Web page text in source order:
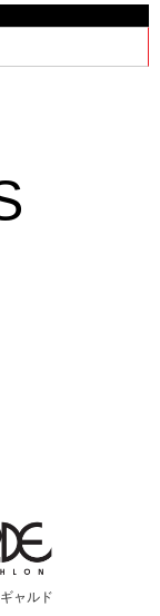
ャルド